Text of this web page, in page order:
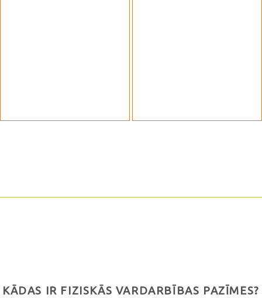
KĀDAS IR FIZISKĀS VARDARBĪBAS PAZĪMES?